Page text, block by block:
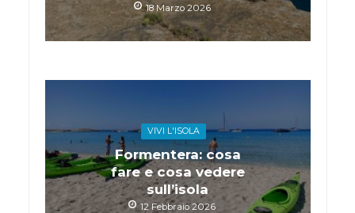
18 Marzo 2026
VIVI L'ISOLA
Formentera: cosa
fare e cosa vedere
sull’isola
12 Febbraio 2026